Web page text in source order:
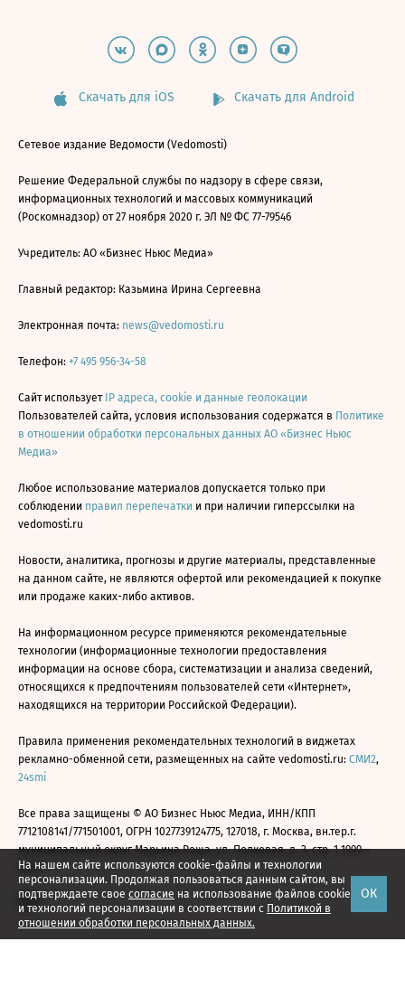
На нашем сайте используются cookie-файлы и технологии
персонализации. Продолжая пользоваться данным сайтом, вы
подтверждаете свое согласие на использование файлов cookie
и технологий персонализации в соответствии с Политикой в
отношении обработки персональных данных.
ОК
Скачать для iOS Скачать для Android
Сетевое издание Ведомости (Vedomosti)
Решение Федеральной службы по надзору в сфере связи,
информационных технологий и массовых коммуникаций
(Роскомнадзор) от 27 ноября 2020 г. ЭЛ № ФС 77-79546
Учредитель: АО «Бизнес Ньюс Медиа»
Главный редактор: Казьмина Ирина Сергеевна
Электронная почта: news@vedomosti.ru
Телефон: +7 495 956-34-58
Сайт использует IP адреса, cookie и данные геолокации
Пользователей сайта, условия использования содержатся в Политике
в отношении обработки персональных данных АО «Бизнес Ньюс
Медиа»
Любое использование материалов допускается только при
соблюдении правил перепечатки и при наличии гиперссылки на
vedomosti.ru
Новости, аналитика, прогнозы и другие материалы, представленные
на данном сайте, не являются офертой или рекомендацией к покупке
или продаже каких-либо активов.
На информационном ресурсе применяются рекомендательные
технологии (информационные технологии предоставления
информации на основе сбора, систематизации и анализа сведений,
относящихся к предпочтениям пользователей сети «Интернет»,
находящихся на территории Российской Федерации).
Правила применения рекомендательных технологий в виджетах
рекламно-обменной сети, размещенных на сайте vedomosti.ru: СМИ2,
24smi
Все права защищены © АО Бизнес Ньюс Медиа, ИНН/КПП
7712108141/771501001, ОГРН 1027739124775, 127018, г. Москва, вн.тер.г.
муниципальный округ Марьина Роща, ул. Полковая, д. 3, стр. 1 1999—
2026